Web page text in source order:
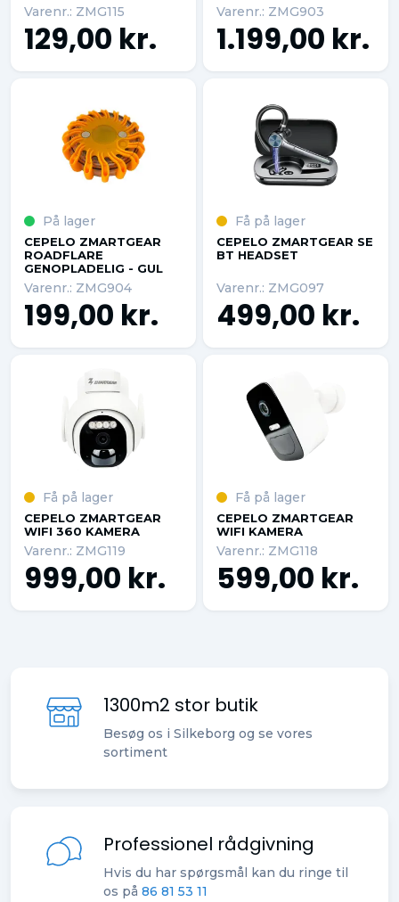
Varenr.: ZMG115
129,00 kr.
Varenr.: ZMG903
1.199,00 kr.
På lager
CEPELO ZMARTGEAR
ROADFLARE
GENOPLADELIG - GUL
Varenr.: ZMG904
199,00 kr.
Få på lager
CEPELO ZMARTGEAR SE
BT HEADSET
Varenr.: ZMG097
499,00 kr.
Få på lager
CEPELO ZMARTGEAR
WIFI 360 KAMERA
Varenr.: ZMG119
999,00 kr.
Få på lager
CEPELO ZMARTGEAR
WIFI KAMERA
Varenr.: ZMG118
599,00 kr.
1300m2 stor butik
Besøg os i Silkeborg og se vores
sortiment
Professionel rådgivning
Hvis du har spørgsmål kan du ringe til
os på 86 81 53 11